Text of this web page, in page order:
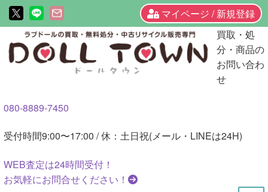
マイページ / 新規登録
ビ
ゲ
ョ
へ
キ
ッ
ン
テ
へ
キ
プ
買取・処
分・商品の
お問い合わ
せ
080-8889-7450
受付時間9:00〜17:00 / 休：土日祝(メール・LINEは24H)
WEB査定は24時間受付！
お気軽にお問合せください！